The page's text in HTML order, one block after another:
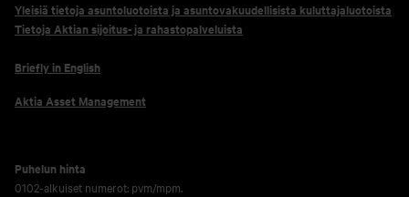
Yleisiä tietoja asuntoluotoista ja asuntovakuudellisista kuluttajaluotoista
Tietoja Aktian sijoitus- ja rahastopalveluista
Briefly in English
Aktia Asset Management
Puhelun hinta
0102-alkuiset numerot: pvm/mpm.